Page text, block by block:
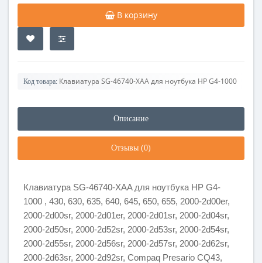
В корзину
Код товара: Клавиатура SG-46740-XAA для ноутбука HP G4-1000
Описание
Отзывы (0)
Клавиатура SG-46740-XAA для ноутбука HP G4-
1000 , 430, 630, 635, 640, 645, 650, 655, 2000-2d00er,
2000-2d00sr, 2000-2d01er, 2000-2d01sr, 2000-2d04sr,
2000-2d50sr, 2000-2d52sr, 2000-2d53sr, 2000-2d54sr,
2000-2d55sr, 2000-2d56sr, 2000-2d57sr, 2000-2d62sr,
2000-2d63sr, 2000-2d92sr, Compaq Presario CQ43,